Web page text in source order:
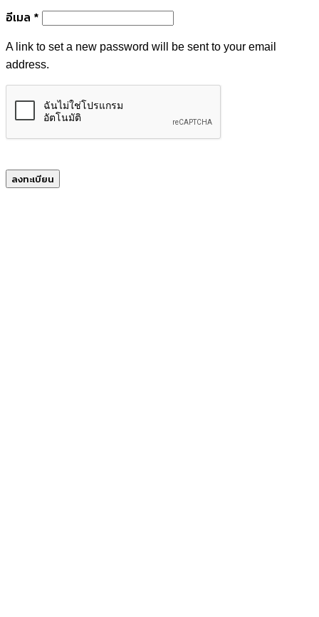
อีเมล * ต้องการ
A link to set a new password will be sent to your email
address.
ลงทะเบียน